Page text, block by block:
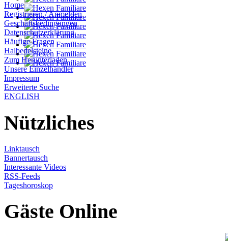
Home
Registrieren / Anmelden
Geschäftsbedingungen
Datenschutzerklärung
Häufige Fragen
Halbedelsteine
Zum Herunterladen
Unsere Einzelhändler
Impressum
Erweiterte Suche
ENGLISH
Nützliches
Linktausch
Bannertausch
Interessante Videos
RSS-Feeds
Tageshoroskop
Gäste Online